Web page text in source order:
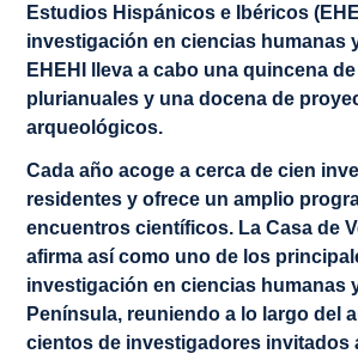
Estudios Hispánicos e Ibéricos
investigación en ciencias humanas
EHEHI lleva a cabo una quincena
plurianuales y una docena de
arqueológicos.
Cada año acoge a cerca de cien
residentes y ofrece un amplio
encuentros científicos. La Casa de
afirma así como uno de los
investigación en ciencias humanas
Península, reuniendo a lo largo del
cientos de investigadores invitados